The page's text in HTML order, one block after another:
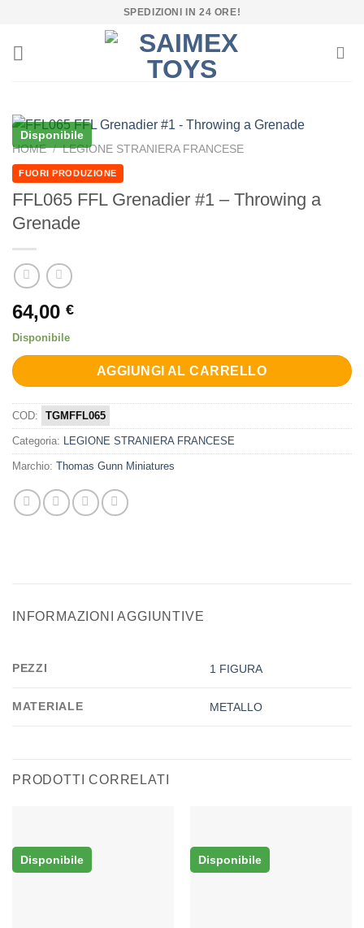
contenuti
SPEDIZIONI IN 24 ORE!
Disponibile
HOME / LEGIONE STRANIERA FRANCESE
FUORI PRODUZIONE
FFL065 FFL Grenadier #1 – Throwing a
Grenade
64,00 €
Disponibile
AGGIUNGI AL CARRELLO
COD: TGMFFL065
Categoria: LEGIONE STRANIERA FRANCESE
Marchio: Thomas Gunn Miniatures
INFORMAZIONI AGGIUNTIVE
PEZZI 1 FIGURA
MATERIALE METALLO
PRODOTTI CORRELATI
Disponibile Disponibile